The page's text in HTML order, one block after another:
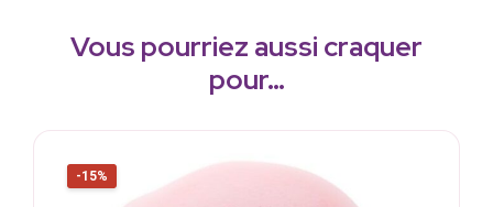
Vous pourriez aussi craquer
pour…
-15%